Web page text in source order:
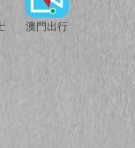
澳門出行